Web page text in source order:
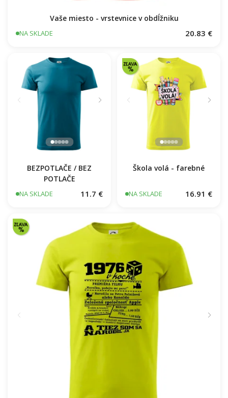
Vaše miesto - vrstevnice v obdĺžniku
NA SKLADE 20.83 €
BEZPOTLAČE / BEZ
POTLAČE
NA SKLADE 11.7 €
Škola volá - farebné
NA SKLADE 16.91 €